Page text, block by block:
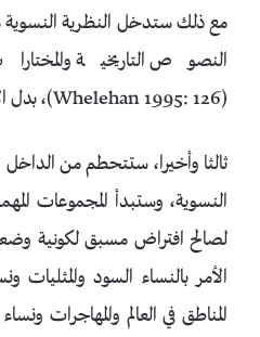
مع ذلك ستدخل النظرية
النصوص التاريخية
(Whelehan 1995: 126)، بدل الأعمال الإبداعية.
ثالثا وأخيرا، ستتحطم من الداخل
النسوية، وستبدأ المجموعات
لصالح افتراض مسبق لكونية
الأمر بالنساء السود والمثليات
المناطق في العالم والمهاجرات